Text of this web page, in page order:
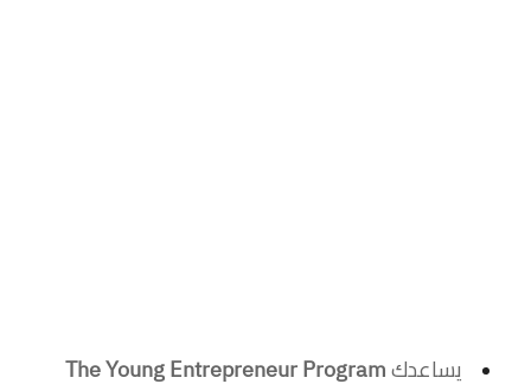
يساعدكThe Young Entrepreneur Program